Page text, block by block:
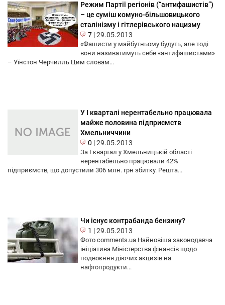
Режим Партії регіонів (“антифашистів”)
– це суміш комуно-більшовицького
сталінізму і гітлерівського нацизму
7 |29.05.2013
«Фашисти у майбутньому будуть, але тоді
вони називатимуть себе «антифашистами»
– Уїнстон Черчилль Цим словам...
У I кварталі нерентабельно працювала
майже половина підприємств
Хмельниччини
0 |29.05.2013
За I квартал у Хмельницькій області
нерентабельно працювали 42%
підприємств, що допустили 306 млн. грн збитку. Решта...
Чи існує контрабанда бензину?
1 |29.05.2013
Фото comments.ua Найновіша законодавча
ініціатива Міністерства фінансів щодо
подвоєння діючих акцизів на
нафтопродукти...